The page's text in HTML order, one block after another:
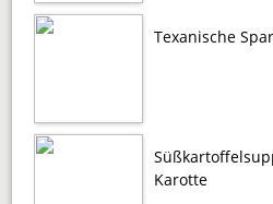
Texanische
Karotte